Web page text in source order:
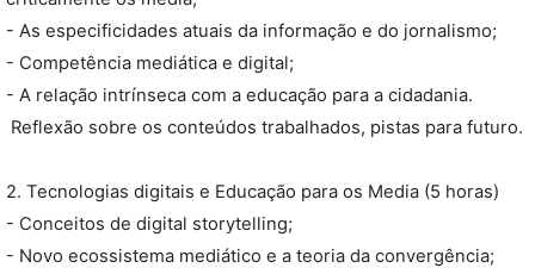
- As especificidades atuais da informação e do jornalismo;
- Competência mediática e digital;
- A relação intrínseca com a educação para a cidadania.
 Reflexão sobre os conteúdos trabalhados, pistas para futuro.
2. Tecnologias digitais e Educação para os Media (5 horas)
- Conceitos de digital storytelling;
- Novo ecossistema mediático e a teoria da convergência;